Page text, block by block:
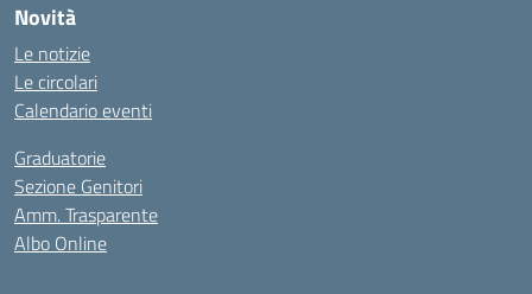
Novità
Le notizie
Le circolari
Calendario eventi
Graduatorie
Sezione Genitori
Amm. Trasparente
Albo Online